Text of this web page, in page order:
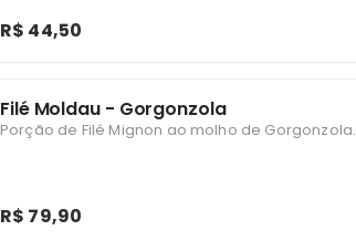
R$ 44,50
Filé Moldau - Gorgonzola
Porção de Filé Mignon ao molho de Gorgonzola.
R$ 79,90